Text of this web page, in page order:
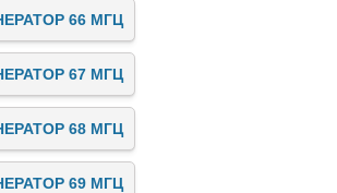
66 МГЦ
67 МГЦ
68 МГЦ
69 МГЦ